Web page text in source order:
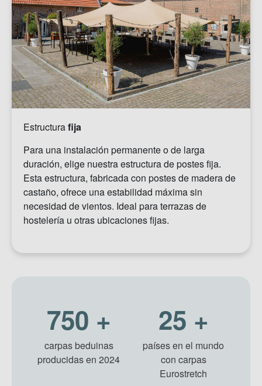
Estructurafija
Para una instalación permanente o de larga
duración, elige nuestra estructura de postes fija.
Esta estructura, fabricada con postes de madera de
castaño, ofrece una estabilidad máxima sin
necesidad de vientos. Ideal para terrazas de
hostelería u otras ubicaciones fijas.
750 +
carpas beduinas
producidas en 2024
25 +
países en el mundo
con carpas
Eurostretch